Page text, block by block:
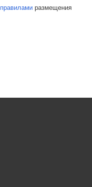
правилами размещения